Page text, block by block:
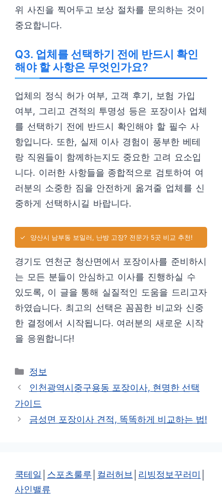
위 사진을 찍어두고 보상 절차를 문의하는 것이
중요합니다.
Q3. 업체를 선택하기 전에 반드시 확인
해야 할 사항은 무엇인가요?
업체의 정식 허가 여부, 고객 후기, 보험 가입
여부, 그리고 견적의 투명성 등은 포장이사 업체
를 선택하기 전에 반드시 확인해야 할 필수 사
항입니다. 또한, 실제 이사 경험이 풍부한 베테
랑 직원들이 함께하는지도 중요한 고려 요소입
니다. 이러한 사항들을 종합적으로 검토하여 여
러분의 소중한 짐을 안전하게 옮겨줄 업체를 신
중하게 선택하시길 바랍니다.
✓ 양산시 남부동 보일러, 난방 고장? 전문가 5곳 비교 추천!
경기도 연천군 청산면에서 포장이사를 준비하시
는 모든 분들이 안심하고 이사를 진행하실 수
있도록, 이 글을 통해 실질적인 도움을 드리고자
하였습니다. 최고의 선택은 꼼꼼한 비교와 신중
한 결정에서 시작됩니다. 여러분의 새로운 시작
을 응원합니다!
카
테
리
정보
인천광역시중구용동 포장이사, 현명한 선택
가이드
금성면 포장이사 견적, 똑똑하게 비교하는 법!
쿡테일 스포츠룰루 컬러허브 리빙정보꾸러미
사인밸류